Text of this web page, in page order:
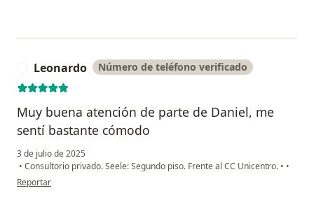
Leonardo Número de teléfono verificado
Muy buena atención de parte de Daniel, me
sentí bastante cómodo
3 de julio de 2025
• Consultorio privado. Seele: Segundo piso. Frente al CC Unicentro. • •
en opinión del usuario Leonardo
Reportar